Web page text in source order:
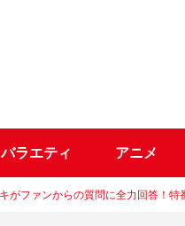
バラエティ アニメ
がファンからの質問に全力回答！特